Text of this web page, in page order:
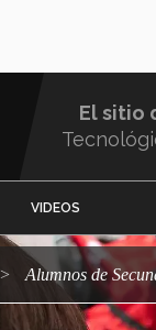
El sitio
VIDEOS
Alumnos de